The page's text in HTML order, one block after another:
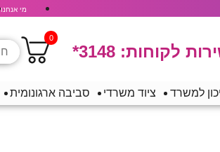
מי אנחנו
לקוחות: *3148
0
למשרד ציוד משרדי סביבה ארגונומית